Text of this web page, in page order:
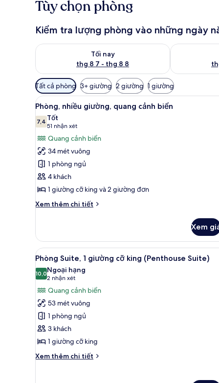
Tùy chọn phòng
Kiểm tra lượng phòng vào những ngày
Tối nay
thg 8 7 - thg 8 8
Kiểm tra lượng phòng tối nay từ thg 8 7 - thg 8 8
Kiểm tra
Bộ
lọc
có
thể
dùng
để
lọc
tìm
phòng
Tất cả phòng 3+ giường 2 giường 1 giường
Xem
tất
cả
ảnh
Phòng,
nhiều
giường,
quang
cảnh
biển
Chăn bông, minibar với thức
9
Phòng, nhiều giường, quang cảnh biển
7,47,4 trên 10
Tốt
51 nhận xét
(51
nhận
xét)
Quang cảnh biển
34 mét vuông
1 phòng ngủ
4 khách
1 giường cỡ king và 2 giường đơn
Xem thêm chi tiết
Chi
Phòng,
nhiều
giường,
quang
cảnh
biển
Xem
Xem
tất
cả
ảnh
Phòng
Suite,
giường
cỡ
king
Phòng Suite, 1 giường cỡ
12
Phòng Suite, 1 giường cỡ king (Penthouse Suite)
10,010,0 trên 10
Ngoại hạng
2 nhận xét
(2
nhận
xét)
Quang cảnh biển
53 mét vuông
1 phòng ngủ
3 khách
1 giường cỡ king
Xem thêm chi tiết
Chi